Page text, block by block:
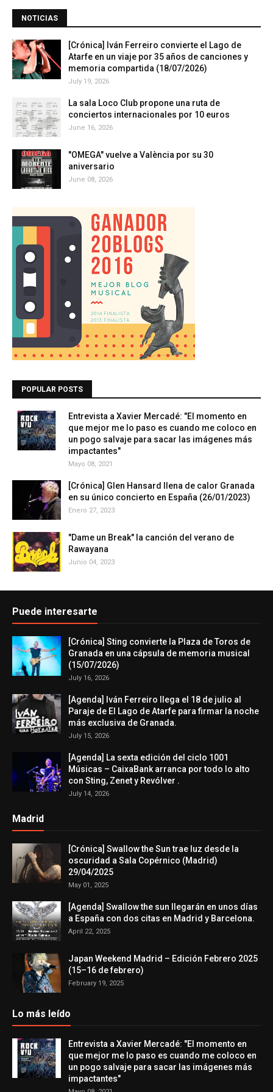
NOTICIAS
[Crónica] Iván Ferreiro convierte el Lago de
Atarfe en un viaje por 35 años de canciones y
memoria compartida (18/07/2026)
July 19, 2026
La sala Loco Club propone una ruta de
conciertos internacionales por 10 euros
June 16, 2026
"OMEGA" vuelve a València por su 30
aniversario
June 08, 2026
POPULAR POSTS
Entrevista a Xavier Mercadé: "El momento en
que mejor me lo paso es cuando me coloco en
un pogo salvaje para sacar las imágenes más
impactantes"
Mayo 08, 2021
[Crónica] Glen Hansard llena de calor Granada
en su único concierto en España (26/01/2023)
Enero 27, 2023
"Dame un Break" la canción del verano de
Rawayana
Junio 04, 2023
Puede interesarte
[Crónica] Sting convierte la Plaza de Toros de
Granada en una cápsula de memoria musical
(15/07/2026)
July 16, 2026
[Agenda] Iván Ferreiro llega el 18 de julio al
Paraje de El Lago de Atarfe para firmar la noche
más exclusiva de Granada.
July 15, 2026
[Agenda] La sexta edición del ciclo 1001
Músicas – CaixaBank arranca por todo lo alto
con Sting, Zenet y Revólver .
July 14, 2026
Madrid
[Crónica] Swallow the Sun trae luz desde la
oscuridad a Sala Copérnico (Madrid)
29/04/2025
May 01, 2025
[Agenda] Swallow the sun llegarán en unos días
a España con dos citas en Madrid y Barcelona.
April 22, 2025
Japan Weekend Madrid – Edición Febrero 2025
(15–16 de febrero)
February 19, 2025
Lo más leído
Entrevista a Xavier Mercadé: "El momento en
que mejor me lo paso es cuando me coloco en
un pogo salvaje para sacar las imágenes más
impactantes"